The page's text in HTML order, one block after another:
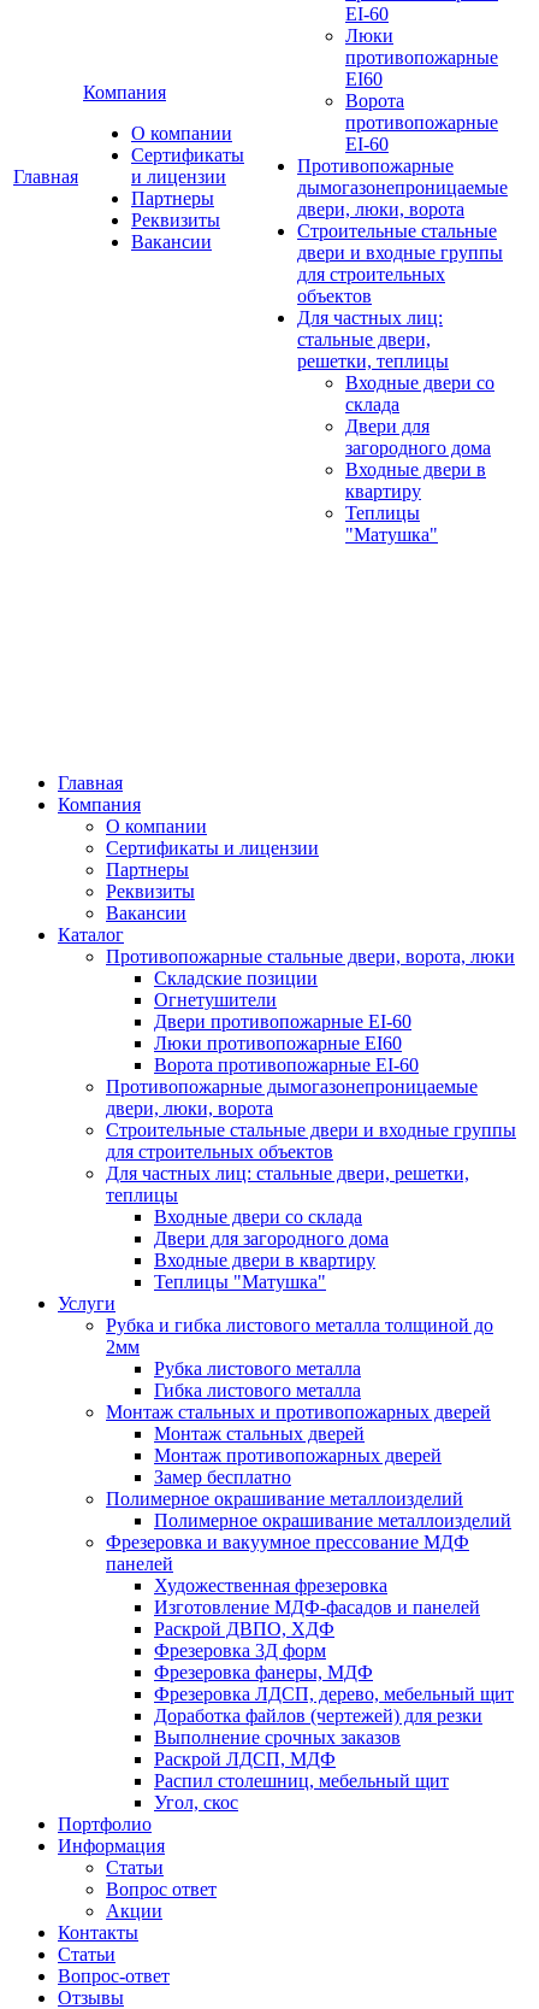
Главная
Компания
О компании
Сертификаты
и лицензии
Партнеры
Реквизиты
Вакансии
EI-60
Люки
противопожарные
EI60
Ворота
противопожарные
EI-60
Противопожарные
дымогазонепроницаемые
двери, люки, ворота
Строительные стальные
двери и входные группы
для строительных
объектов
Для частных лиц:
стальные двери,
решетки, теплицы
Входные двери со
склада
Двери для
загородного дома
Входные двери в
квартиру
Теплицы
"Матушка"
Главная
Компания
О компании
Сертификаты и лицензии
Партнеры
Реквизиты
Вакансии
Каталог
Противопожарные стальные двери, ворота, люки
Складские позиции
Огнетушители
Двери противопожарные EI-60
Люки противопожарные EI60
Ворота противопожарные EI-60
Противопожарные дымогазонепроницаемые
двери, люки, ворота
Строительные стальные двери и входные группы
для строительных объектов
Для частных лиц: стальные двери, решетки,
теплицы
Входные двери со склада
Двери для загородного дома
Входные двери в квартиру
Теплицы "Матушка"
Услуги
Рубка и гибка листового металла толщиной до
2мм
Рубка листового металла
Гибка листового металла
Монтаж стальных и противопожарных дверей
Монтаж стальных дверей
Монтаж противопожарных дверей
Замер бесплатно
Полимерное окрашивание металлоизделий
Полимерное окрашивание металлоизделий
Фрезеровка и вакуумное прессование МДФ
панелей
Художественная фрезеровка
Изготовление МДФ-фасадов и панелей
Раскрой ДВПО, ХДФ
Фрезеровка 3Д форм
Фрезеровка фанеры, МДФ
Фрезеровка ЛДСП, дерево, мебельный щит
Доработка файлов (чертежей) для резки
Выполнение срочных заказов
Раскрой ЛДСП, МДФ
Распил столешниц, мебельный щит
Угол, скос
Портфолио
Информация
Статьи
Вопрос ответ
Акции
Контакты
Статьи
Вопрос-ответ
Отзывы